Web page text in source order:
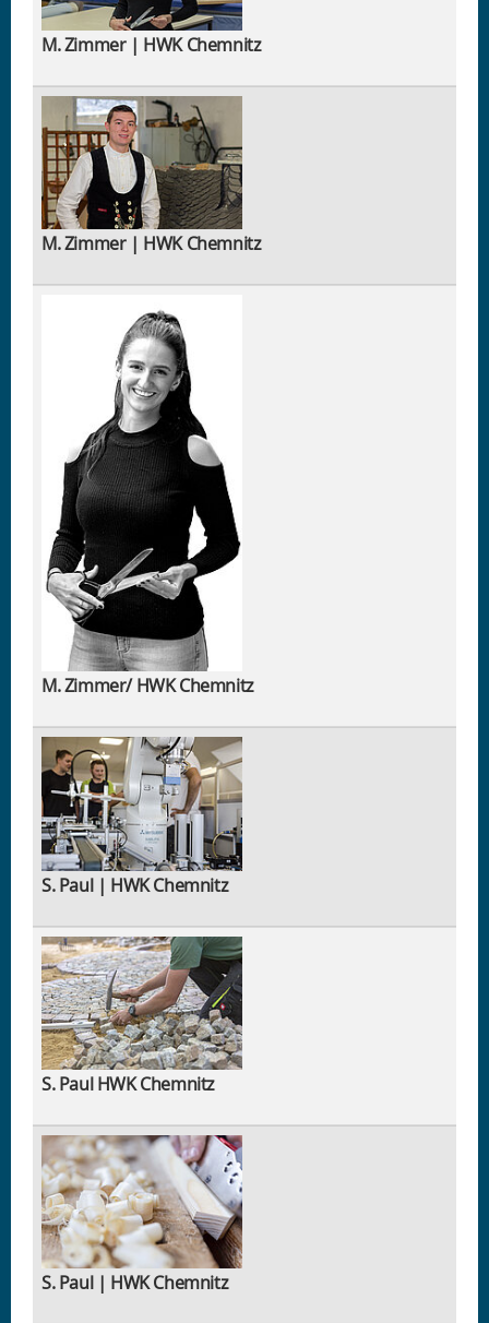
M. Zimmer | HWK Chemnitz
M. Zimmer | HWK Chemnitz
M. Zimmer/ HWK Chemnitz
S. Paul | HWK Chemnitz
S. Paul HWK Chemnitz
S. Paul | HWK Chemnitz